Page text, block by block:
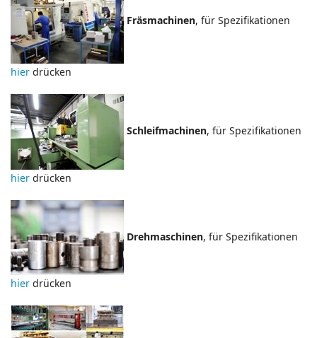
Fräsmachinen, für Spezifikationen
hier drücken
Schleifmachinen, für Spezifikationen
hier drücken
Drehmaschinen, für Spezifikationen
hier drücken